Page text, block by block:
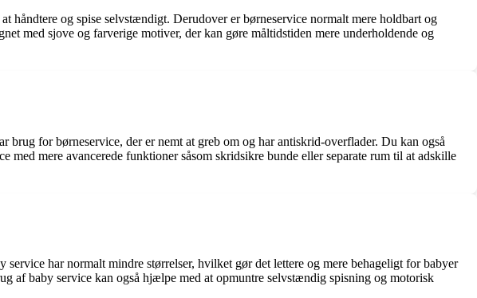
håndtere og spise selvstændigt. Derudover er børneservice normalt mere holdbart og
med sjove og farverige motiver, der kan gøre måltidstiden mere underholdende og
for børneservice, der er nemt at greb om og har antiskrid-overflader. Du kan også
mere avancerede funktioner såsom skridsikre bunde eller separate rum til at adskille
har normalt mindre størrelser, hvilket gør det lettere og mere behageligt for babyer
af baby service kan også hjælpe med at opmuntre selvstændig spisning og motorisk